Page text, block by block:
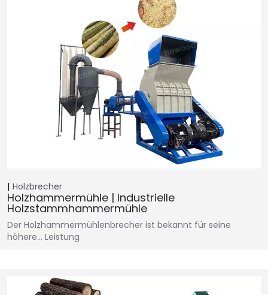
Holzbrecher
Holzhammermühle | Industrielle
Holzstammhammermühle
Der Holzhammermühlenbrecher ist bekannt für seine
höhere… Leistung